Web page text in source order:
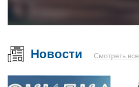
Новости Смотреть все